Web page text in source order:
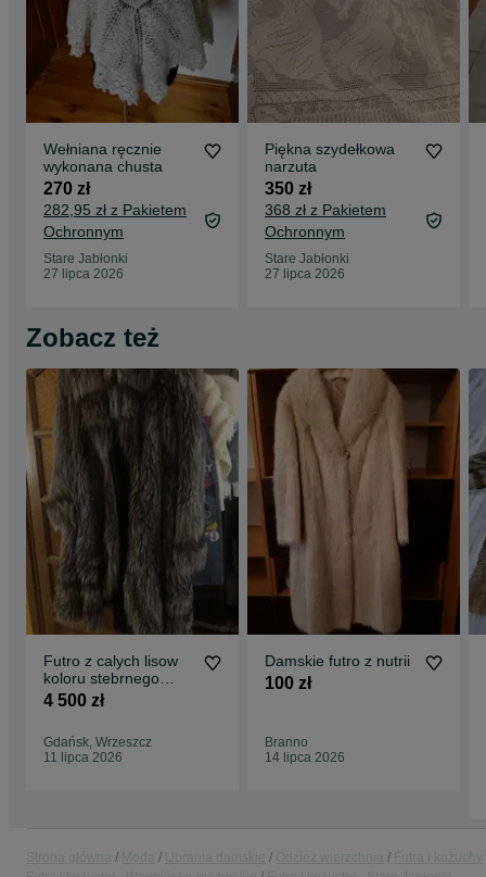
Wełniana ręcznie
wykonana chusta
270 zł
282,95 zł z Pakietem
Ochronnym
Stare Jabłonki
27 lipca 2026
Piękna szydełkowa
narzuta
350 zł
368 zł z Pakietem
Ochronnym
Stare Jabłonki
27 lipca 2026
Zobacz też
Futro z calych lisow
koloru stebrnego
niespotykany fason
4 500 zł
Gdańsk, Wrzeszcz
11 lipca 2026
Damskie futro z nutrii
100 zł
Branno
14 lipca 2026